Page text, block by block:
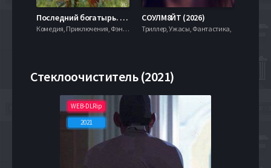
Последний богатырь. Колобок (2026)
Комедия, Приключения, Фэнтези,
СОУЛМ8ЙТ (2026)
Триллер, Ужасы, Фантастика,
Стеклоочиститель (2021)
WEB-DLRip
2021